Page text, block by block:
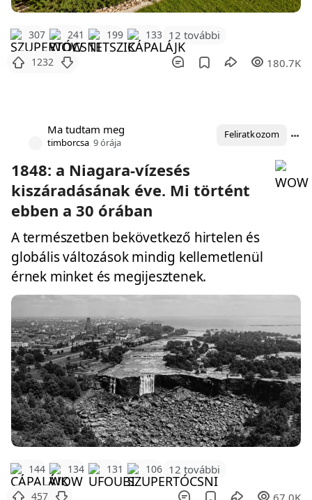
307 241 199 133 12 további
1232 180.7K
Ma tudtam meg
timborcsa 9 órája
Feliratkozom
1848: a Niagara-vízesés
kiszáradásának éve. Mi történt
ebben a 30 órában
A természetben bekövetkező hirtelen és
globális változások mindig kellemetlenül
érnek minket és megijesztenek.
144 134 131 106 12 további
457